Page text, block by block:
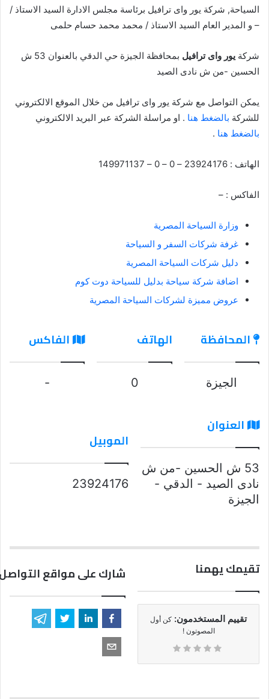
السياحة, شركة يور واى ترافيل برئاسة مجلس الادارة السيد الاستاذ /
– و المدير العام السيد الاستاذ / محمد محمد حسام حلمى
شركة يور واى ترافيل
بمحافظة الجيزة حي الدقي بالعنوان 53 ش
الحسين -من ش نادى الصيد
يمكن التواصل مع شركة يور واى ترافيل من خلال الموقع الالكتروني
للشركة بالضغط هنا . او مراسلة الشركة عبر البريد الالكتروني
بالضغط هنا .
الهاتف : 23924176 – 0 – 0 – 149971137
الفاكس : –
وزارة السياحة المصرية
غرفة شركات السفر و السياحة
دليل شركات السياحة المصرية
اضافة شركة سياحة بدليل للسياحة دوت كوم
عروض مميزة لشركات السياحة المصرية
المحافظة
الجيزة
الهاتف
0
الفاكس
-
العنوان
53 ش الحسين -من ش
نادى الصيد - الدقي -
الجيزة
الموبيل
23924176
تقيمك يهمنا
تقييم المستخدمون: كن أول
المصوتون !
شارك على مواقع